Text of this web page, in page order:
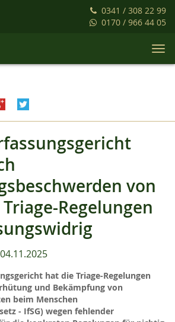
0341 / 308 22 99
0170 / 966 44 05
von
Regelungen
04.11.2025
hat die Triage-Regelungen
und Bekämpfung von
beim Menschen
- IfSG) wegen fehlender